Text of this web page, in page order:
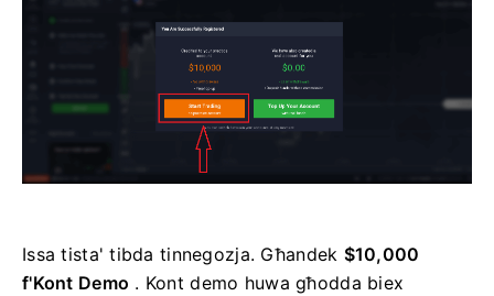
Issa tista' tibda tinnegozja. Għandek $10,000
f'Kont Demo . Kont demo huwa għodda biex